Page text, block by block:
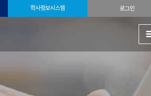
학사정보시스템 로그인